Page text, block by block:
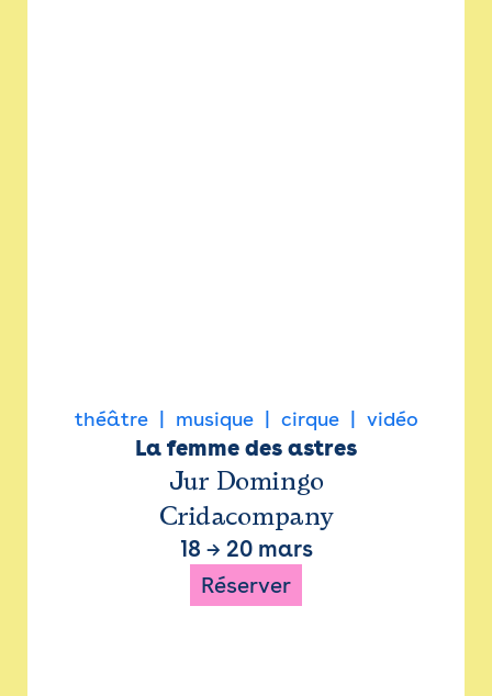
théâtre musique cirque vidéo
La femme des astres
Jur Domingo
Cridacompany
18 → 20 mars
Réserver